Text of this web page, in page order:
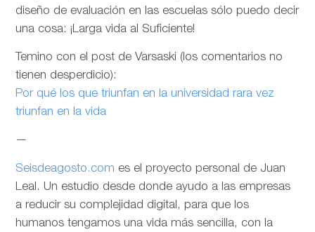
diseño de evaluación en las escuelas sólo puedo decir
una cosa: ¡Larga vida al Suficiente!
Temino con el post de Varsaski (los comentarios no
tienen desperdicio):
Por qué los que triunfan en la universidad rara vez
triunfan en la vida
—
Seisdeagosto.com es el proyecto personal de Juan
Leal. Un estudio desde donde ayudo a las empresas
a reducir su complejidad digital, para que los
humanos tengamos una vida más sencilla, con la